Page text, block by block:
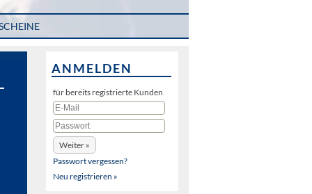
ANMELDEN
für bereits registrierte Kunden
Passwort vergessen?
Neu registrieren »